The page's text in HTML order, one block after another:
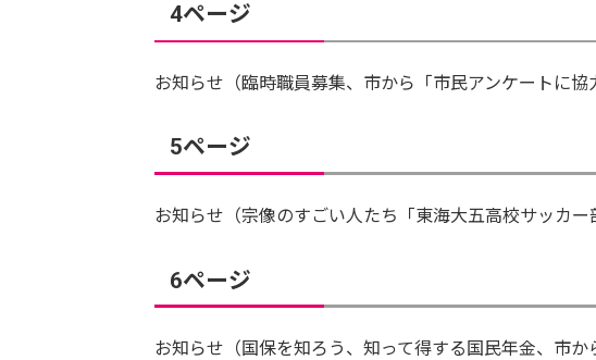
4ページ
お知らせ（臨時職員募集、市から「市民アンケートに協
5ページ
お知らせ（宗像のすごい人たち「東海大五高校サッカ
6ページ
お知らせ（国保を知ろう、知って得する国民年金、市か